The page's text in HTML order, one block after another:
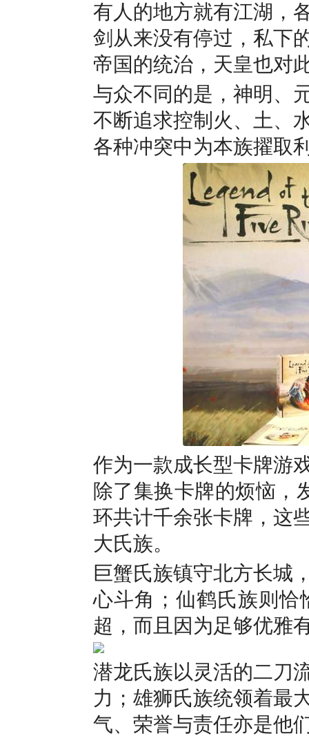
有人的地方就有江湖，
剑从来没有停过，私下
帝国的统治，天皇也对
与众不同的是，神明、
不断追求控制火、土、
各种冲突中为本族擢取
作为一款成长型卡牌游
除了集换卡牌的烦恼，
环共计千余张卡牌，这
大氏族。
巨蟹氏族镇守北方长城
心斗角；仙鹤氏族则恰
超，而且因为足够优雅
潜龙氏族以灵活的二刀
力；雄狮氏族统领着最
气、荣誉与责任亦是他